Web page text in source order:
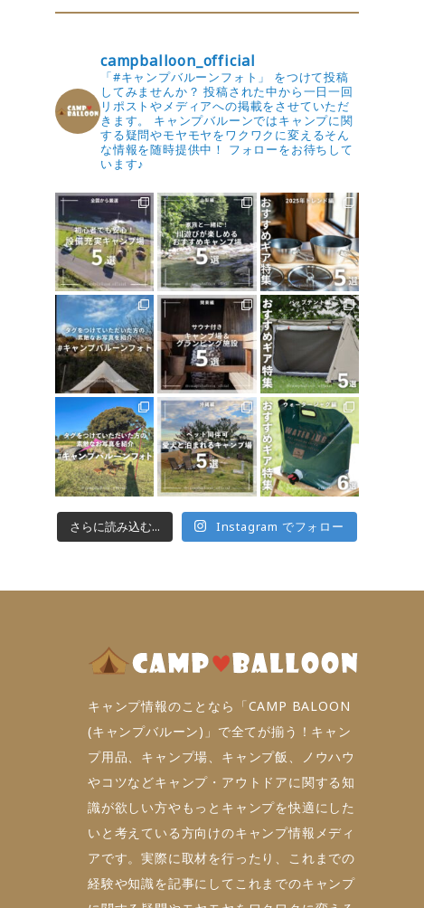
campballoon_official
「#キャンプバルーンフォト」 をつけて投稿
してみませんか？ 投稿された中から一日一回
リポストやメディアへの掲載をさせていただ
きます。
キャンプバルーンではキャンプに関
する疑問やモヤモヤをワクワクに変えるそん
な情報を随時提供中！
フォローをお待ちして
います♪
さらに読み込む... Instagram でフォロー
キャンプ情報のことなら「CAMP BALOON
(キャンプバルーン)」で全てが揃う！キャン
プ用品、キャンプ場、キャンプ飯、ノウハウ
やコツなどキャンプ・アウトドアに関する知
識が欲しい方やもっとキャンプを快適にした
いと考えている方向けのキャンプ情報メディ
アです。実際に取材を行ったり、これまでの
経験や知識を記事にしてこれまでのキャンプ